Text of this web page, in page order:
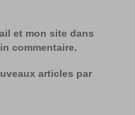
et mon site dans
commentaire.
articles par